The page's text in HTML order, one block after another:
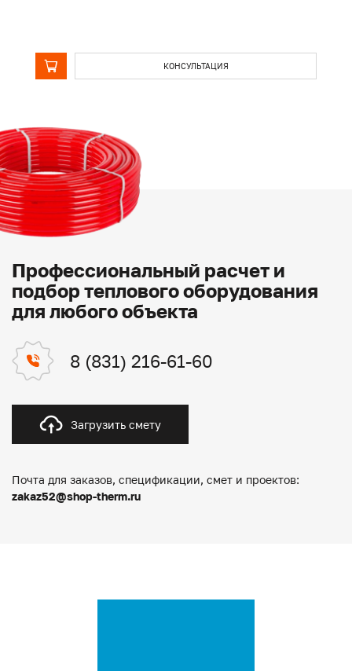
КОНСУЛЬТАЦИЯ
Профессиональный расчет и
подбор теплового оборудования
для любого объекта
8 (831) 216-61-60
Загрузить смету
Почта для заказов, спецификации, смет и проектов:
zakaz52@shop-therm.ru